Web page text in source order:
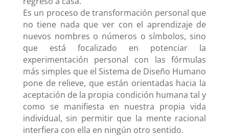
Es un proceso de transformación personal que
no tiene nada que ver con el aprendizaje de
nuevos nombres o números o símbolos, sino
que está focalizado en potenciar la
experimentación personal con las fórmulas
más simples que el Sistema de Diseño Humano
pone de relieve, que están orientadas hacia la
aceptación de la propia condición humana tal y
como se manifiesta en nuestra propia vida
individual, sin permitir que la mente racional
interfiera con ella en ningún otro sentido.